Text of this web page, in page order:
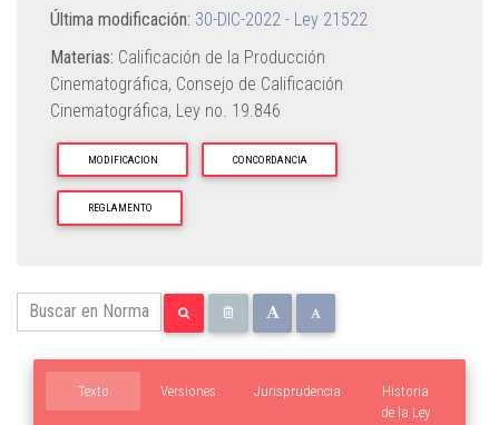
Última modificación: 30-DIC-2022 - Ley 21522
Materias: Calificación de la Producción
Cinematográfica, Consejo de Calificación
Cinematográfica, Ley no. 19.846
MODIFICACION CONCORDANCIA
REGLAMENTO
Texto Versiones Jurisprudencia
Historia
de la Ley